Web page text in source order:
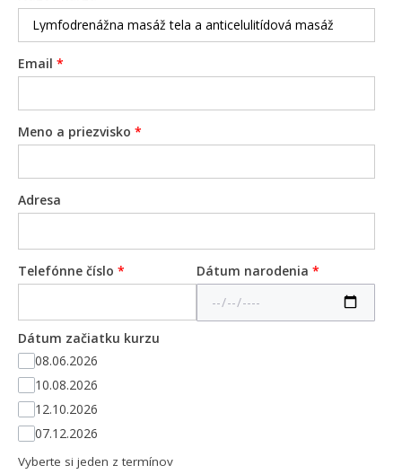
Email *
Meno a priezvisko *
Adresa
Telefónne číslo * Dátum narodenia *
Dátum začiatku kurzu
08.06.2026
10.08.2026
12.10.2026
07.12.2026
Vyberte si jeden z termínov